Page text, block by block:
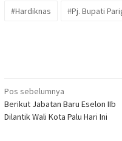
#Hardiknas #Pj. Bupati
Navigasi
pos
Pos sebelumnya
Berikut Jabatan Baru Eselon IIb
Dilantik Wali Kota Palu Hari Ini